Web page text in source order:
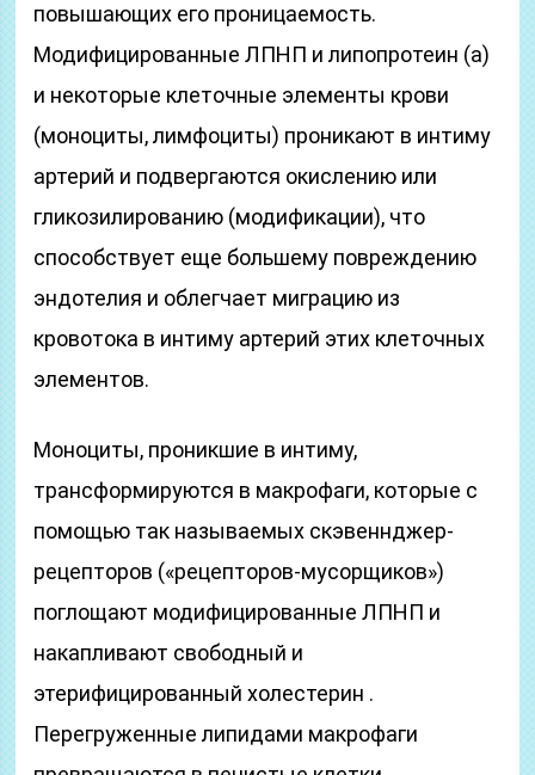
повышающих его проницаемость.
Модифицированные ЛПНП и липопротеин (а)
и некоторые клеточные элементы крови
(моноциты, лимфоциты) проникают в интиму
артерий и подвергаются окислению или
гликозилированию (модификации), что
способствует еще большему повреждению
эндотелия и облегчает миграцию из
кровотока в интиму артерий этих клеточных
элементов.
Моноциты, проникшие в интиму,
трансформируются в макрофаги, которые с
помощью так называемых скэвеннджер-
рецепторов («рецепторов-мусорщиков»)
поглощают модифицированные ЛПНП и
накапливают свободный и
этерифицированный холестерин .
Перегруженные липидами макрофаги